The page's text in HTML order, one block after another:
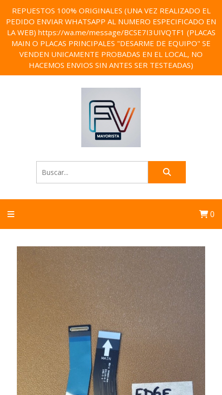
REPUESTOS 100% ORIGINALES (UNA VEZ REALIZADO EL
PEDIDO ENVIAR WHATSAPP AL NUMERO ESPECIFICADO EN
LA WEB) https://wa.me/message/BCSE7I3UIVQTF1 (PLACAS
MAIN O PLACAS PRINCIPALES "DESARME DE EQUIPO" SE
VENDEN UNICAMENTE PROBADAS EN EL LOCAL, NO
HACEMOS ENVIOS SIN ANTES SER TESTEADAS)
0